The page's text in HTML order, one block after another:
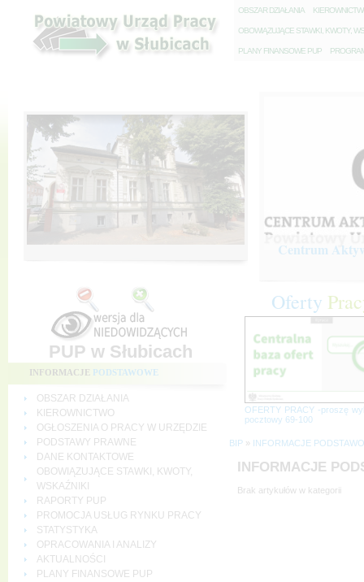
OBSZAR DZIAŁANIA K
OBOWIĄZUJĄCE STAWKI, KWOTY,
PLANY FINANSOWE PUP P
Centrum
PUP w Słubicach
INFORMACJE PODSTAWOWE
OBSZAR DZIAŁANIA
KIEROWNICTWO
OGŁOSZENIA O PRACY W URZĘDZIE
PODSTAWY PRAWNE
DANE KONTAKTOWE
OBOWIĄZUJĄCE STAWKI, KWOTY,
WSKAŹNIKI
RAPORTY PUP
PROMOCJA USŁUG RYNKU PRACY
STATYSTYKA
OPRACOWANIA I ANALIZY
AKTUALNOŚCI
PLANY FINANSOWE PUP
Oferty
OFERTY PRACY -proszę
pocztowy 69-100
BIP » INFORMACJE
INFORMACJE
Brak artykułów w kategorii